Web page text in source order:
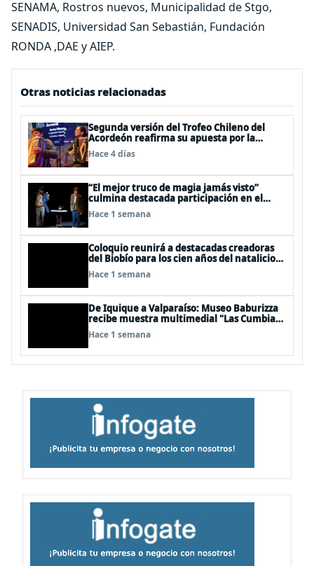
SENAMA, Rostros nuevos, Municipalidad de Stgo,
SENADIS, Universidad San Sebastián, Fundación
RONDA ,DAE y AIEP.
Otras noticias relacionadas
Segunda versión del Trofeo Chileno del
Acordeón reafirma su apuesta por la
profesionalización del instrumento en
Chile
Hace 4 días
“El mejor truco de magia jamás visto”
culmina destacada participación en el
Festival Off Avignon 2026
Hace 1 semana
Coloquio reunirá a destacadas creadoras
del Biobío para los cien años del natalicio
del artista textil y artesano tomecino
Héctor Herrera “El Pajarero”
Hace 1 semana
De Iquique a Valparaíso: Museo Baburizza
recibe muestra multimedial "Las Cumbias
que escuchamos allá arriba"
Hace 1 semana